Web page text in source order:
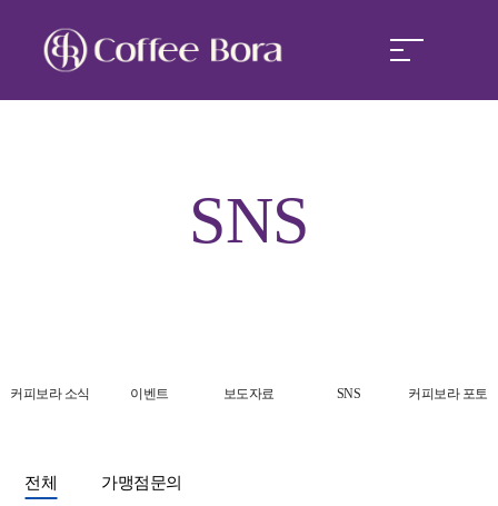
커피보라 경쟁력
SNS
커피보라 소식 이벤트 보도자료 SNS 커피보라 포토
전체 가맹점문의